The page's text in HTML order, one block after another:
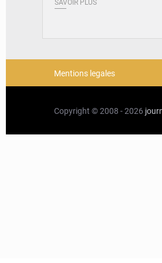
SAVOIR PLUS
Mentions legales
Copyright © 2008 - 2026